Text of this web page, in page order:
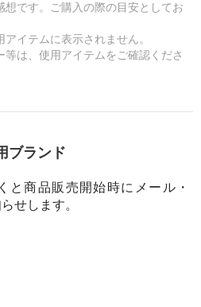
です。ご購入の際の目安としてお
イテムに表示されません。
は、使用アイテムをご確認くださ
ブランド
と商品販売開始時にメール・
せします。